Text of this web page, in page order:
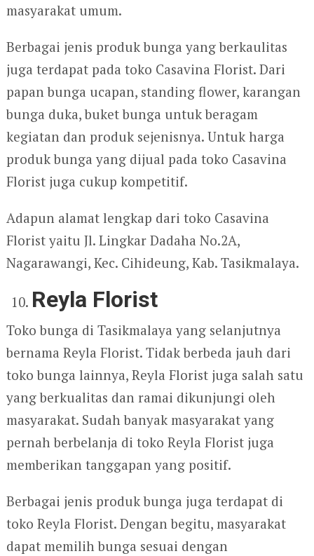
masyarakat umum.
Berbagai jenis produk bunga yang berkaulitas
juga terdapat pada toko Casavina Florist. Dari
papan bunga ucapan, standing flower, karangan
bunga duka, buket bunga untuk beragam
kegiatan dan produk sejenisnya. Untuk harga
produk bunga yang dijual pada toko Casavina
Florist juga cukup kompetitif.
Adapun alamat lengkap dari toko Casavina
Florist yaitu Jl. Lingkar Dadaha No.2A,
Nagarawangi, Kec. Cihideung, Kab. Tasikmalaya.
Reyla Florist
Toko bunga di Tasikmalaya yang selanjutnya
bernama Reyla Florist. Tidak berbeda jauh dari
toko bunga lainnya, Reyla Florist juga salah satu
yang berkualitas dan ramai dikunjungi oleh
masyarakat. Sudah banyak masyarakat yang
pernah berbelanja di toko Reyla Florist juga
memberikan tanggapan yang positif.
Berbagai jenis produk bunga juga terdapat di
toko Reyla Florist. Dengan begitu, masyarakat
dapat memilih bunga sesuai dengan